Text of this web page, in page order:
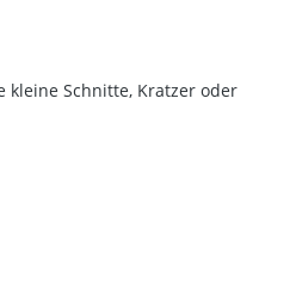
kleine Schnitte, Kratzer oder